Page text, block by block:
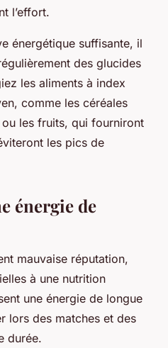
l’effort.
énergétique suffisante, il
des glucides
les aliments à index
comme les céréales
les fruits, qui fourniront
les pics de
énergie de
mauvaise réputation,
à une nutrition
une énergie de longue
lors des matches et des
durée.